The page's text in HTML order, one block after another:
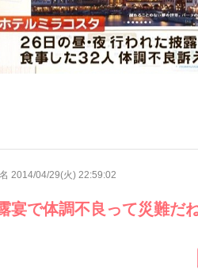
2014/04/29(火) 22:59:02
宴で体調不良って災難だ